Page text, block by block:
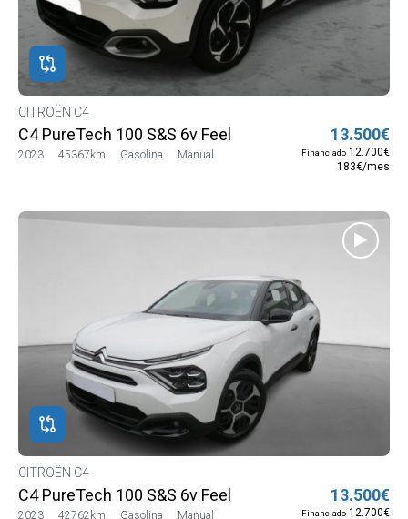
CITROËN C4
C4 PureTech 100 S&S 6v Feel
2023 45367km Gasolina Manual
13.500€
Financiado 12.700€
183€/mes
CITROËN C4
C4 PureTech 100 S&S 6v Feel
2023 42762km Gasolina Manual
13.500€
Financiado 12.700€